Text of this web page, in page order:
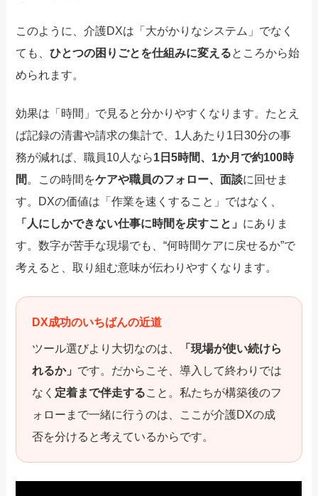
このように、介護DXは「大がかりなシステム」でなく
ても、ひとつの困りごとを仕組みに変えるところから始
められます。
効果は「時間」で見ると分かりやすくなります。たとえ
ば記録の清書や請求の集計で、1人あたり1日30分の事
務が減れば、職員10人なら1日5時間、1か月で約100時
間 。この時間をケアや職員のフォロー、面談に回せま
す。DXの価値は「作業を速くすること」ではなく、
「人にしかできない仕事に時間を戻すこと」 にありま
す。数字が苦手な現場でも、“何時間ケアに戻せるか”で
考えると、取り組む意味が伝わりやすくなります。
DX成功のいちばんの近道
ツール選びより大切なのは、
「現場が使い続けら
れるか」 です。だからこそ、導入して終わりでは
なく 定着まで伴走すること。私たちが構築後のフ
ォローまで一緒に行うのは、ここが介護DXの成
否を分けると考えているからです。